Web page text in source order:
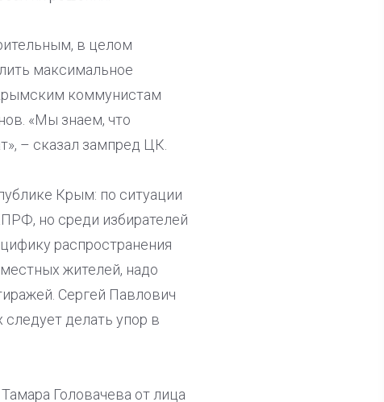
в целом
максимальное
коммунистам
«Мы знаем, что
– сказал зампред ЦК.
Крым: по ситуации
но среди избирателей
распространения
жителей, надо
Сергей Павлович
делать упор в
Головачева от лица